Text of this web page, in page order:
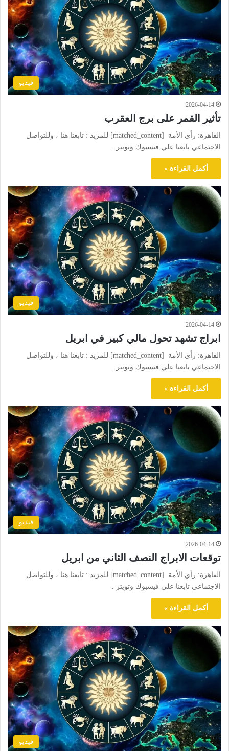
فيديو
2026-04-14
تأثير القمر على برج العقرب
القاهرة: رأي الأمة [matched_content] للمزيد : تابعنا هنا ، وللتواصل
الاجتماعي تابعنا علي فيسبوك وتويتر .
أكمل القراءة »
فيديو
2026-04-14
ابراج تشهد تحول مالي كبير في ابريل
القاهرة: رأي الأمة [matched_content] للمزيد : تابعنا هنا ، وللتواصل
الاجتماعي تابعنا علي فيسبوك وتويتر .
أكمل القراءة »
فيديو
2026-04-14
توقعات الابراج النصف الثاني من ابريل
القاهرة: رأي الأمة [matched_content] للمزيد : تابعنا هنا ، وللتواصل
الاجتماعي تابعنا علي فيسبوك وتويتر .
أكمل القراءة »
فيديو